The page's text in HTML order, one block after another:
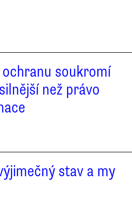
ochranu soukromí
než právo
stav a my